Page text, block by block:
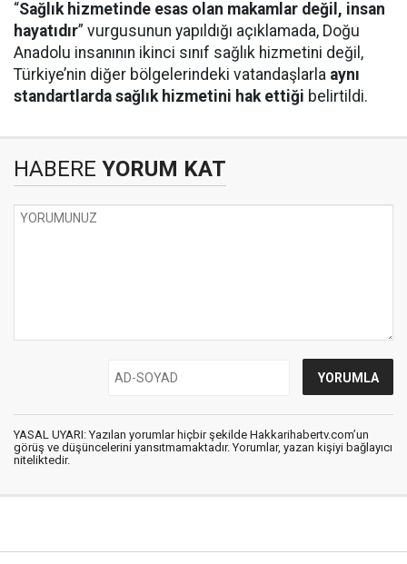
“Sağlık hizmetinde esas olan makamlar değil, insan
hayatıdır” vurgusunun yapıldığı açıklamada, Doğu
Anadolu insanının ikinci sınıf sağlık hizmetini değil,
Türkiye’nin diğer bölgelerindeki vatandaşlarla aynı
standartlarda sağlık hizmetini hak ettiği belirtildi.
HABERE YORUM KAT
YASAL UYARI: Yazılan yorumlar hiçbir şekilde Hakkarihabertv.com’un
görüş ve düşüncelerini yansıtmamaktadır. Yorumlar, yazan kişiyi bağlayıcı
niteliktedir.